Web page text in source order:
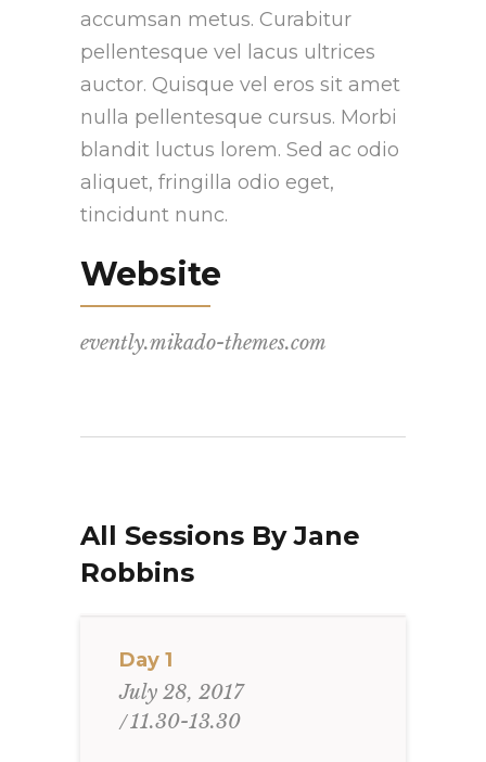
accumsan metus. Curabitur
pellentesque vel lacus ultrices
auctor. Quisque vel eros sit amet
nulla pellentesque cursus. Morbi
blandit luctus lorem. Sed ac odio
aliquet, fringilla odio eget,
tincidunt nunc.
Website
evently.mikado-themes.com
All Sessions By Jane
Robbins
Day 1
July 28, 2017
11.30-13.30